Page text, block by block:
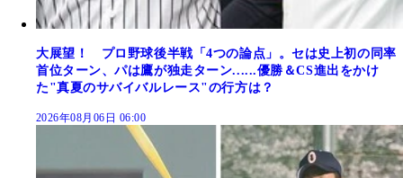
大展望！ プロ野球後半戦「4つの論点」。セは史上初の同率
首位ターン、パは鷹が独走ターン......優勝＆CS進出をかけ
た"真夏のサバイバルレース"の行方は？
2026年08月06日 06:00